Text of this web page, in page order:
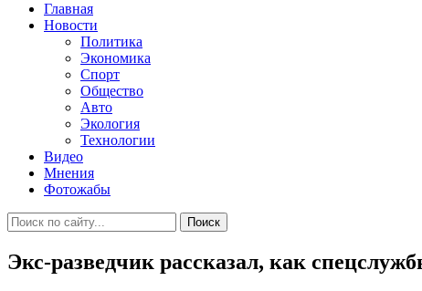
Главная
Новости
Политика
Экономика
Спорт
Общество
Авто
Экология
Технологии
Видео
Мнения
Фотожабы
Поиск
Экс-разведчик рассказал, как